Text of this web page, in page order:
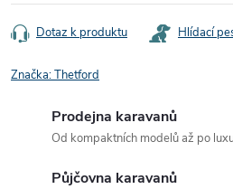
Dotaz k produktu Hlídací
Značka:Thetford
Prodejna karavanů
Od kompaktních modelů až po
Půjčovna karavanů